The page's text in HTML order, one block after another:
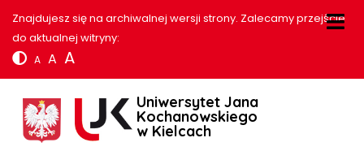
Znajdujesz się na archiwalnej wersji strony. Zalecamy przejście
do aktualnej witryny:
A A A
Uniwersytet Jana
Kochanowskiego
w Kielcach